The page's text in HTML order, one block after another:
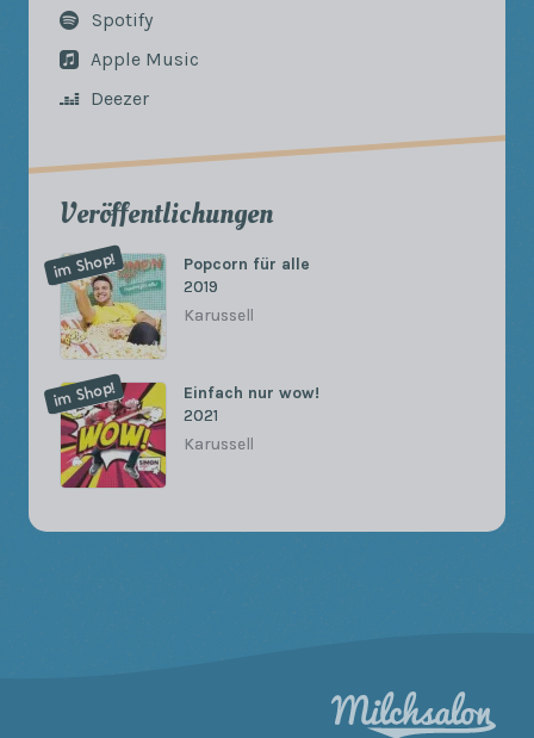
Spotify
Apple Music
Deezer
Veröffentlichungen
im Shop!
Popcorn für alle
2019
Karussell
im Shop!
Einfach nur wow!
2021
Karussell